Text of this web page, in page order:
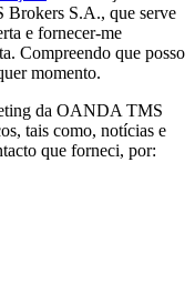
S.A., que serve
e fornecer-me
Compreendo que posso
momento.
da OANDA TMS
tais como, notícias e
que forneci, por: